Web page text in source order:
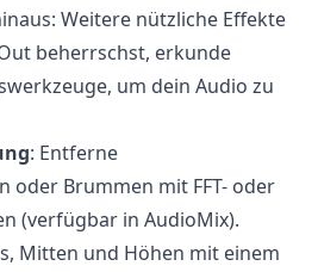
Weitere nützliche Effekte
beherrschst, erkunde
um dein Audio zu
: Entferne
oder Brummen mit FFT- oder
(verfügbar in AudioMix).
Mitten und Höhen mit einem